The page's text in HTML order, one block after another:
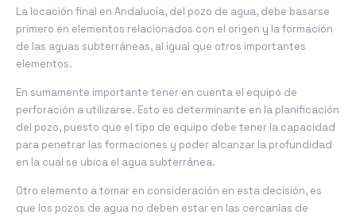
La locación final en Andalucía, del pozo de agua, debe basarse
primero en elementos relacionados con el origen y la formación
de las aguas subterráneas, al igual que otros importantes
elementos.
En sumamente importante tener en cuenta el equipo de
perforación a utilizarse. Esto es determinante en la planificación
del pozo, puesto que el tipo de equipo debe tener la capacidad
para penetrar las formaciones y poder alcanzar la profundidad
en la cual se ubica el agua subterránea.
Otro elemento a tomar en consideración en esta decisión, es
que los pozos de agua no deben estar en las cercanías de